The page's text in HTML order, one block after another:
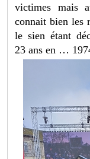
victimes mais
connait bien les
le sien étant
23 ans en …